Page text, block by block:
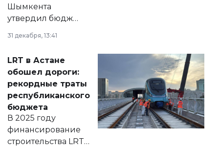
Шымкента
утвердил бюджет
города на 2026–
2028 годы.
документ
появился в базе
нормативных
правовых актов и
на сайте маслихат
города.
31 декабря, 13:41
LRT в Астане
обошел дороги:
рекордные траты
республиканского
бюджета
В 2025 году
финансирование
строительства LRT